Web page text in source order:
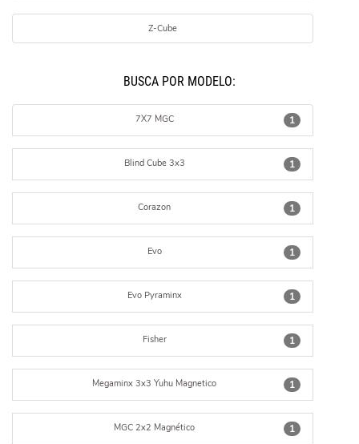
Z-Cube
BUSCÁ POR MODELO:
1
7X7 MGC
1
Blind Cube 3x3
1
Corazon
1
Evo
1
Evo Pyraminx
1
Fisher
1
Megaminx 3x3 Yuhu Magnetico
1
MGC 2x2 Magnético